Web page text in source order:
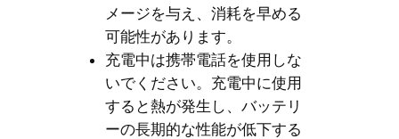
メージを与え、消耗を早める
可能性があります。
充電中は携帯電話を使用しな
いでください。充電中に使用
すると熱が発生し、バッテリ
ーの長期的な性能が低下する